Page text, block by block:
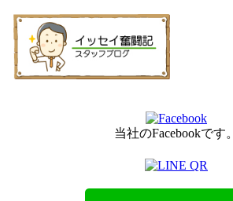
当社のFacebookです。